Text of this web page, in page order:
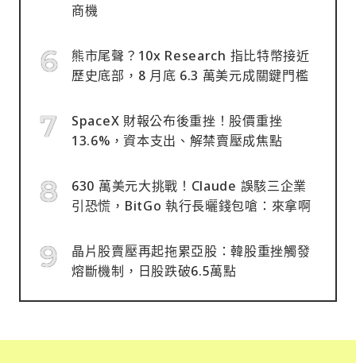
商機
熊市尾聲？10x Research 指比特幣接近
歷史底部，8 月底 6.3 萬美元成關鍵門檻
SpaceX 財報公布後重挫！股價重挫
13.6%，資本支出、解禁賣壓成焦點
630 萬美元大挑戰！Claude 誤駭三企業
引恐慌，BitGo 執行長曬錢包嗆：來拿啊
晶片股賣壓再起拖累亞股：韓股重挫觸發
熔斷機制，日股跌破6.5萬點